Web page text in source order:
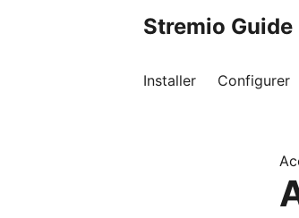
Stremio Guide
Installer Configurer